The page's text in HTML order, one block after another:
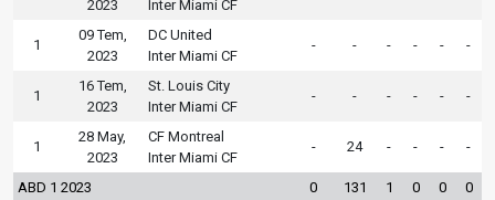
2023
Inter Miami CF
1
09 Tem,
2023
DC United
Inter Miami CF
- - - - - -
1
16 Tem,
2023
St. Louis City
Inter Miami CF
- - - - - -
1
28 May,
2023
CF Montreal
Inter Miami CF
- 24 - - - -
ABD 1 2023 0 131 1 0 0 0